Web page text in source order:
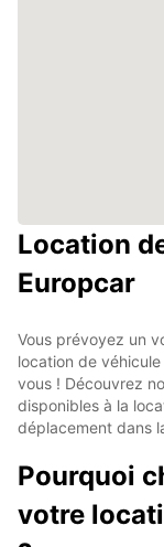
Location
Europcar
Vous prévoyez un
location de
vous ! Découvrez
disponibles à la
déplacement dans
Pourquoi
votre